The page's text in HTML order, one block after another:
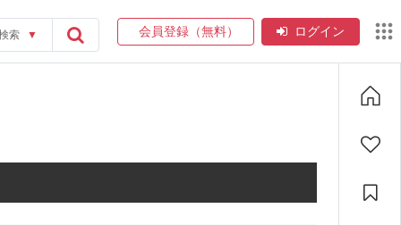
索 ▼ 会員登録（無料） ログイン